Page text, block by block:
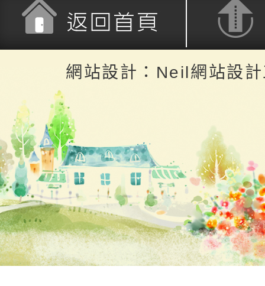
返回頂端
網站設計：Neil網站設